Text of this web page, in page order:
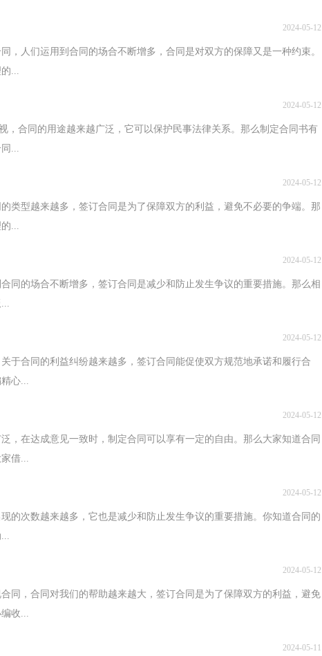
2024-05-12
，人们运用到合同的场合不断增多，合同是对双方的保障又是一种约束。
...
2024-05-12
，合同的用途越来越广泛，它可以保护民事法律关系。那么制定合同书有
...
2024-05-12
类型越来越多，签订合同是为了保障双方的利益，避免不必要的争端。那
...
2024-05-12
同的场合不断增多，签订合同是减少和防止发生争议的重要措施。那么相
2024-05-12
于合同的利益纠纷越来越多，签订合同能促使双方规范地承诺和履行合
心...
2024-05-12
，在达成意见一致时，制定合同可以享有一定的自由。那么大家知道合同
借...
2024-05-12
的次数越来越多，它也是减少和防止发生争议的重要措施。你知道合同的
2024-05-12
同，合同对我们的帮助越来越大，签订合同是为了保障双方的利益，避免
收...
2024-05-11